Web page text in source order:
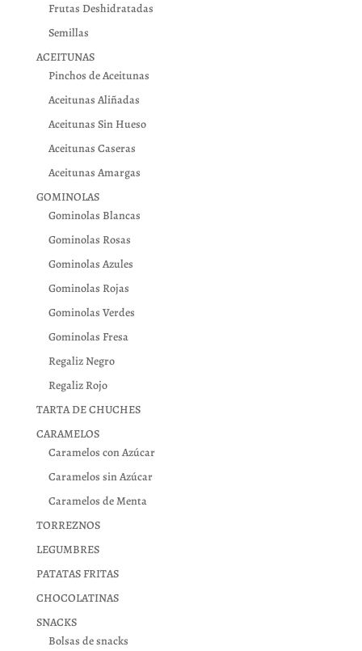
Frutas Deshidratadas
Semillas
ACEITUNAS
Pinchos de Aceitunas
Aceitunas Aliñadas
Aceitunas Sin Hueso
Aceitunas Caseras
Aceitunas Amargas
GOMINOLAS
Gominolas Blancas
Gominolas Rosas
Gominolas Azules
Gominolas Rojas
Gominolas Verdes
Gominolas Fresa
Regaliz Negro
Regaliz Rojo
TARTA DE CHUCHES
CARAMELOS
Caramelos con Azúcar
Caramelos sin Azúcar
Caramelos de Menta
TORREZNOS
LEGUMBRES
PATATAS FRITAS
CHOCOLATINAS
SNACKS
Bolsas de snacks